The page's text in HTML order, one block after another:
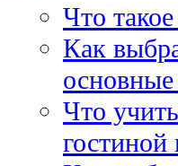
Что
Как
Что
гостиной